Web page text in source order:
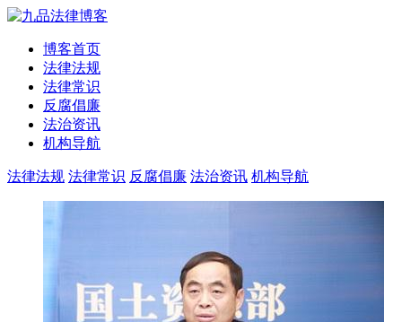
博客首页
法律法规
法律常识
反腐倡廉
法治资讯
机构导航
法律法规 法律常识 反腐倡廉 法治资讯 机构导航